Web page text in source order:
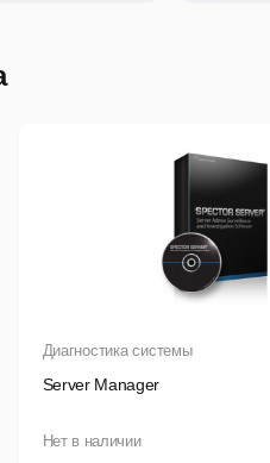
Диагностика системы
Server Manager
Нет в наличии